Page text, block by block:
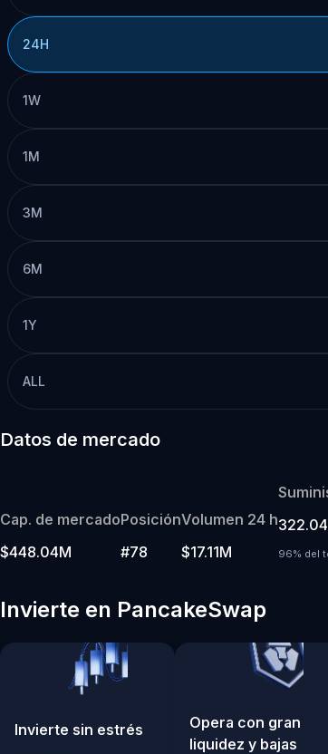
24H
1W
1M
3M
6M
1Y
ALL
Datos de mercado
Cap. de mercado
$448.04M
Posición
#78
Volumen 24 h
$17.11M
96% del
Invierte en PancakeSwap
Invierte sin estrés
Opera con gran
liquidez y bajas